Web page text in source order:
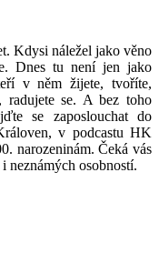
Kdysi náležel jako věno
Dnes tu není jen jako
v něm žijete, tvoříte,
radujete se. A bez toho
se zaposlouchat do
v podcastu HK
narozeninám. Čeká vás
neznámých osobností.